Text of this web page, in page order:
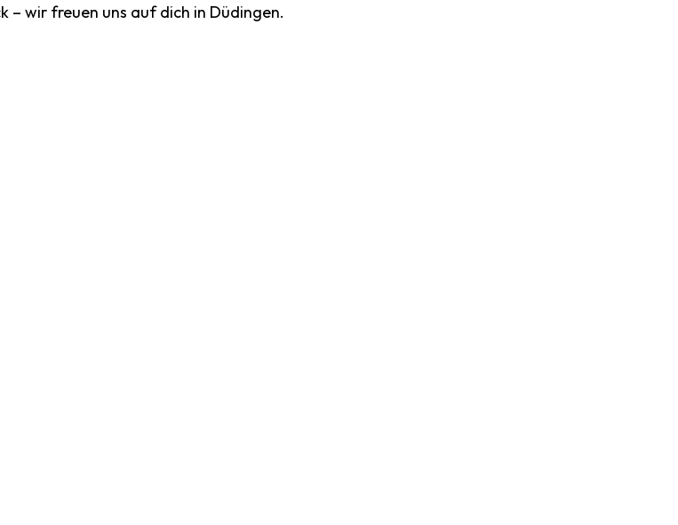
– wir freuen uns auf dich in Düdingen.